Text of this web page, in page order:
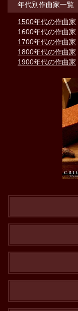
年代別作曲家一覧
1500年代の作曲家
1600年代の作曲家
1700年代の作曲家
1800年代の作曲家
1900年代の作曲家